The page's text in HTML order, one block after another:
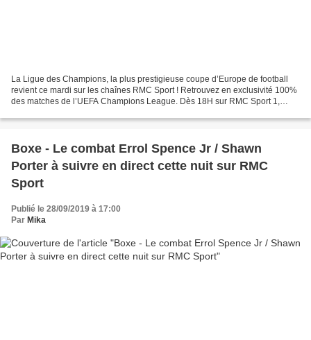
La Ligue des Champions, la plus prestigieuse coupe d’Europe de football
revient ce mardi sur les chaînes RMC Sport ! Retrouvez en exclusivité 100%
des matches de l’UEFA Champions League. Dès 18H sur RMC Sport 1,
Boxe - Le combat Errol Spence Jr / Shawn
Porter à suivre en direct cette nuit sur RMC
Sport
Publié le 28/09/2019 à 17:00
Par Mika